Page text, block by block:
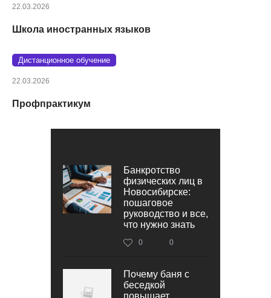
22.03.2026
Школа иностранных языков
Дистанционное обучение
22.03.2026
Профпрактикум
Банкротство
физических лиц в
Новосибирске:
пошаговое
руководство и все,
что нужно знать
0 0
Почему баня с
беседкой
повышает